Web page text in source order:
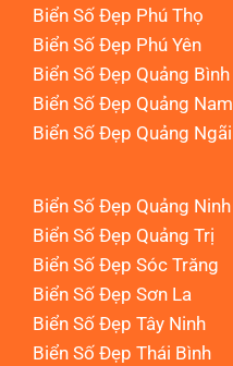
Biển Số Đẹp Phú Thọ
Biển Số Đẹp Phú Yên
Biển Số Đẹp Quảng Bình
Biển Số Đẹp Quảng Nam
Biển Số Đẹp Quảng Ngãi
Biển Số Đẹp Quảng Ninh
Biển Số Đẹp Quảng Trị
Biển Số Đẹp Sóc Trăng
Biển Số Đẹp Sơn La
Biển Số Đẹp Tây Ninh
Biển Số Đẹp Thái Bình